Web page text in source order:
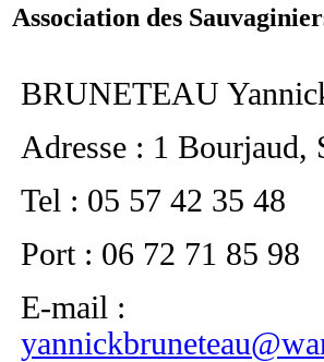
Association des
BRUNETEAU
Adresse : 1 Bourjaud,
Tel : 05 57 42 35 48
Port : 06 72 71 85 98
E-mail :